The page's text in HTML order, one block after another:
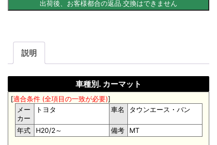
説明
車種別. カーマット
[適合条件 (全項目の一致が必要)]
メー
カー
トヨタ 車名 タウンエース・バン
年式 H20/2～ 備考 MT